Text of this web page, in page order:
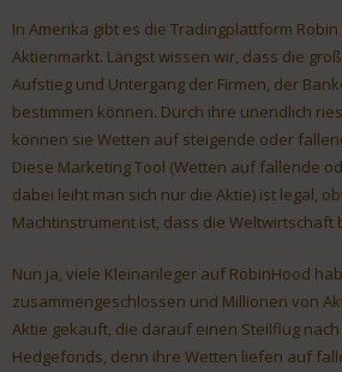
In Amerika gibt es die Tradingplattform
Aktienmarkt. Längst wissen wir, dass die
Aufstieg und Untergang der Firmen, der
bestimmen können. Durch ihre unendlich
können sie Wetten auf steigende oder
Diese Marketing Tool (Wetten auf fallende
dabei leiht man sich nur die Aktie) ist legal,
Machtinstrument ist, dass die Weltwirtschaft
Nun ja, viele Kleinanleger auf RobinHood
zusammengeschlossen und Millionen von
Aktie gekauft, die darauf einen Steilflug
Hedgefonds, denn ihre Wetten liefen auf